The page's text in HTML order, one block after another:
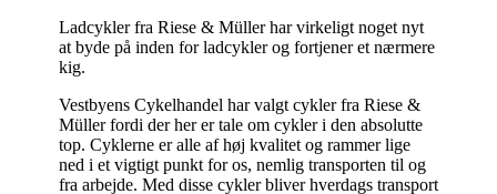
Ladcykler fra Riese & Müller har virkeligt noget nyt
at byde på inden for ladcykler og fortjener et nærmere
kig.
Vestbyens Cykelhandel har valgt cykler fra Riese &
Müller fordi der her er tale om cykler i den absolutte
top. Cyklerne er alle af høj kvalitet og rammer lige
ned i et vigtigt punkt for os, nemlig transporten til og
fra arbejde. Med disse cykler bliver hverdags transport